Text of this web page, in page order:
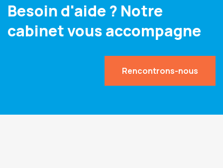
Besoin d'aide ? Notre
cabinet vous accompagne
Rencontrons-nous